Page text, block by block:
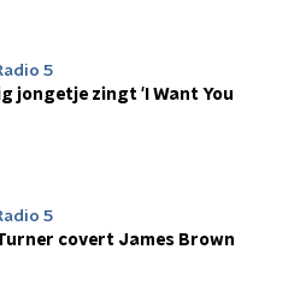
5
jongetje zingt 'I Want You
5
covert James Brown